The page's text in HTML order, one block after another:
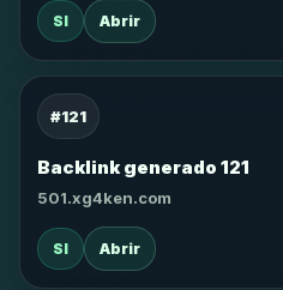
SI Abrir
#121
Backlink generado 121
501.xg4ken.com
SI Abrir